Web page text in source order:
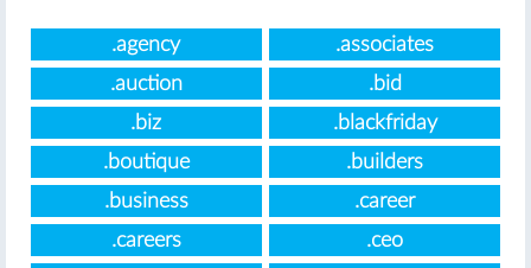
.agency
.associates
.auction
.bid
.biz
.blackfriday
.boutique
.builders
.business
.career
.careers
.ceo